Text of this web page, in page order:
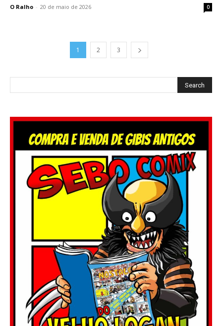
O Ralho - 20 de maio de 2026 0
1 2 3